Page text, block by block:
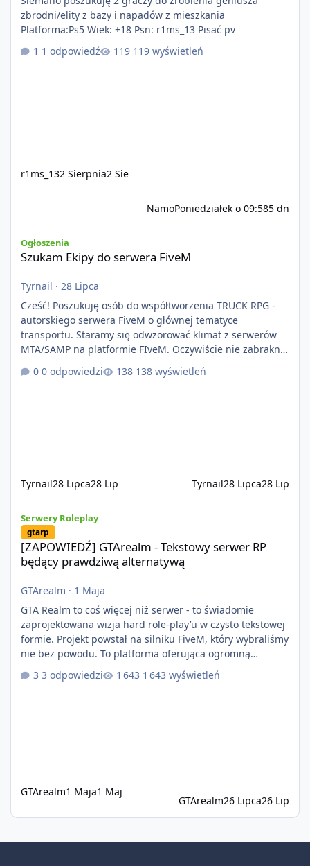
zbrodni/elity z bazy i napadów z mieszkania
Platforma:Ps5 Wiek: +18 Psn: r1ms_13 Pisać pv
1 odpowiedź
119 wyświetleń
r1ms_132 Sierpnia2 Sie
NamoPoniedziałek o 09:585 dn
Ogłoszenia
Szukam Ekipy do serwera FiveM
Tyrnail · 28 Lipca
Cześć! Poszukuję osób do współtworzenia TRUCK RPG -
autorskiego serwera FiveM o głównej tematyce
transportu. Staramy się odwzorować klimat z serwerów
MTA/SAMP na platformie FIveM. Oczywiście nie zabraknie
kontentu dla graczy którzy chcą robić coś innego niż
jeździć ciężarówką. Projekt tworzony jest od podstaw z
0 odpowiedzi 138 wyświetleń
Tyrnail28 Lipca28 Lip Tyrnail28 Lipca28 Lip
Serwery Roleplay
gtarp
[ZAPOWIEDŹ] GTArealm - Tekstowy serwer RP
będący prawdziwą alternatywą
GTArealm · 1 Maja
GTA Realm to coś więcej niż serwer - to świadomie
zaprojektowana wizja hard role-play’u w czysto tekstowej
formie. Projekt powstał na silniku FiveM, który wybraliśmy
nie bez powodu. To platforma oferująca ogromną
elastyczność i znacznie szybszy rozwój systemów niż w
przypadku innych rozwiązań. Usprawniona
3 odpowiedzi 1 643 wyświetleń
GTArealm1 Maja1 Maj
GTArealm26 Lipca26 Lip